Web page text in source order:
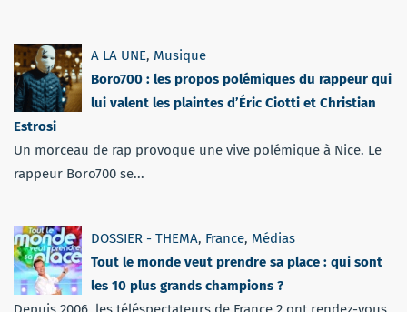
A LA UNE, Musique
Boro700 : les propos polémiques du rappeur qui
lui valent les plaintes d’Éric Ciotti et Christian
Estrosi
Un morceau de rap provoque une vive polémique à Nice. Le
rappeur Boro700 se...
DOSSIER - THEMA, France, Médias
Tout le monde veut prendre sa place : qui sont
les 10 plus grands champions ?